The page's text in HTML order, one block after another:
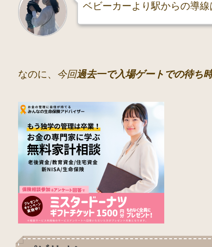
ベビーカーより駅からの導
なのに、 今回過去一で入場ゲートでの待ち